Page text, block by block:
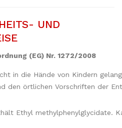
UND
(EG) Nr. 1272/2008
in die Hände von Kindern
den örtlichen Vorschriften der
Ethyl methylphenylglycidate.